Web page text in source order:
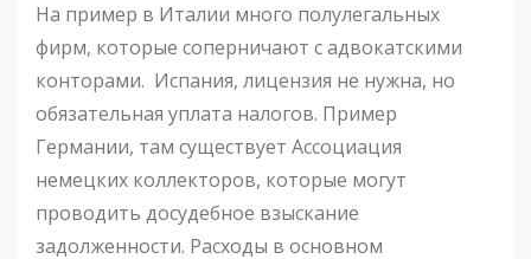
На пример в Италии много полулегальных
фирм, которые соперничают с адвокатскими
конторами. Испания, лицензия не нужна, но
обязательная уплата налогов. Пример
Германии, там существует Ассоциация
немецких коллекторов, которые могут
проводить досудебное взыскание
задолженности. Расходы в основном